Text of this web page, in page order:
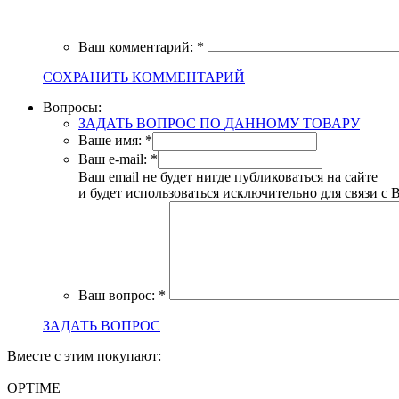
Ваш комментарий: *
СОХРАНИТЬ КОММЕНТАРИЙ
Вопросы:
ЗАДАТЬ ВОПРОС ПО ДАННОМУ ТОВАРУ
Ваше имя: *
Ваш e-mail: *
Ваш email не будет нигде публиковаться на сайте
и будет использоваться исключительно для связи с
Ваш вопрос: *
ЗАДАТЬ ВОПРОС
Вместе с этим покупают:
OPTIME